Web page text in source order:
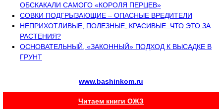
ОБСКАКАЛИ САМОГО «КОРОЛЯ ПЕРЦЕВ»
СОВКИ ПОДГРЫЗАЮЩИЕ – ОПАСНЫЕ ВРЕДИТЕЛИ
НЕПРИХОТЛИВЫЕ, ПОЛЕЗНЫЕ, КРАСИВЫЕ. ЧТО ЭТО ЗА
РАСТЕНИЯ?
ОСНОВАТЕЛЬНЫЙ, «ЗАКОННЫЙ» ПОДХОД К ВЫСАДКЕ В
ГРУНТ
www.bashinkom.ru
Читаем книги ОЖЗ